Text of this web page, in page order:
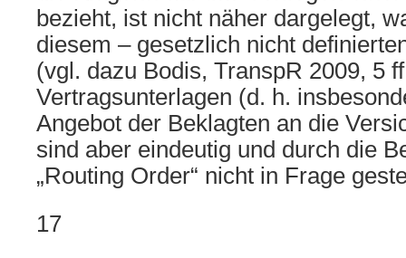
bezieht, ist nicht näher dargelegt,
diesem – gesetzlich nicht
(vgl. dazu Bodis, TranspR 2009, 5
Vertragsunterlagen (d. h.
Angebot der Beklagten an die
sind aber eindeutig und durch die
„Routing Order“ nicht in Frage
17